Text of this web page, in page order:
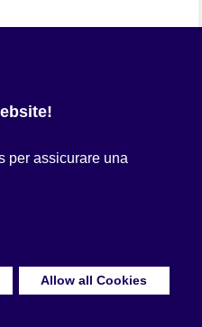
relative alla presenza
fondamentale elemento che
Libro Unico. Al fine di garantire